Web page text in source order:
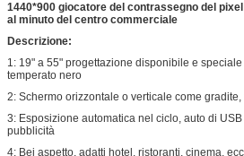
1440*900 giocatore del contrassegno del
al minuto del centro commerciale
Descrizione:
1: 19" a 55" progettazione disponibile e
temperato nero
2: Schermo orizzontale o verticale come
3: Esposizione automatica nel ciclo, auto di
pubblicità
4: Bei aspetto, adatti hotel, ristoranti, cinema,